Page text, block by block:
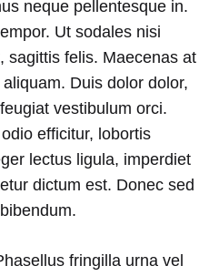
neque pellentesque in.
Ut sodales nisi
sagittis felis. Maecenas at
Duis dolor dolor,
vestibulum orci.
efficitur, lobortis
lectus ligula, imperdiet
dictum est. Donec sed
fringilla urna vel